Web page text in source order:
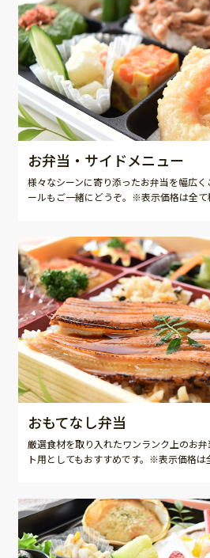
お弁当・サイドメニュー
様々なシーンに寄り添ったお弁当を幅広
ールもご一緒にどうぞ。※表示価格は全て
おもてなし弁当
厳選食材を取り入れたワンランク上のお
ト用としてもおすすめです。※表示価格は